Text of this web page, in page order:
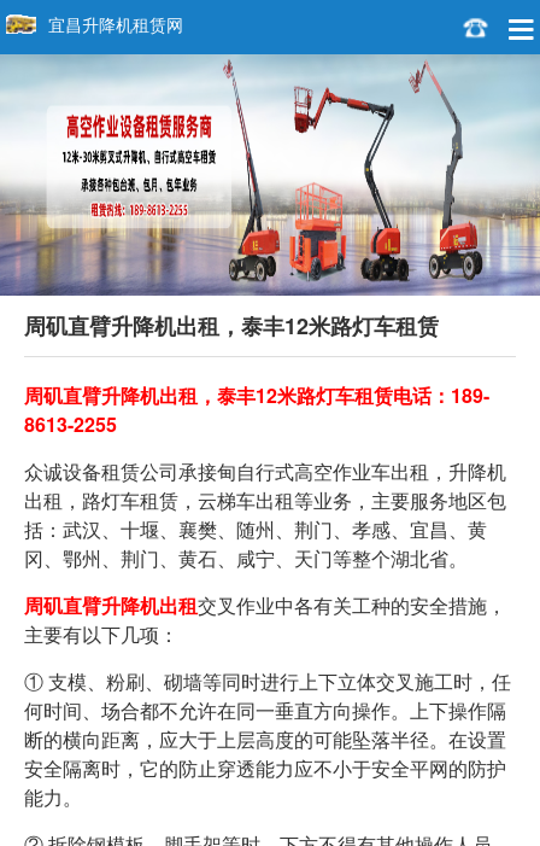
宜昌升降机租赁网
周矶直臂升降机出租，泰丰12米路灯车租赁
周矶直臂升降机出租，泰丰12米路灯车租赁电话：189-
8613-2255
众诚设备租赁公司承接甸自行式高空作业车出租，升降机
出租，路灯车租赁，云梯车出租等业务，主要服务地区包
括：武汉、十堰、襄樊、随州、荆门、孝感、宜昌、黄
冈、鄂州、荆门、黄石、咸宁、天门等整个湖北省。
周矶直臂升降机出租交叉作业中各有关工种的安全措施，
主要有以下几项：
① 支模、粉刷、砌墙等同时进行上下立体交叉施工时，任
何时间、场合都不允许在同一垂直方向操作。上下操作隔
断的横向距离，应大于上层高度的可能坠落半径。在设置
安全隔离时，它的防止穿透能力应不小于安全平网的防护
能力。